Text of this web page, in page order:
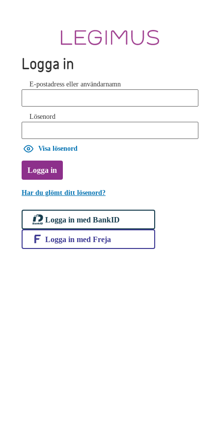
Logga in
E-postadress eller användarnamn
Lösenord
Visa lösenord
Logga in
Har du glömt ditt lösenord?
Logga in med BankID
Logga in med Freja